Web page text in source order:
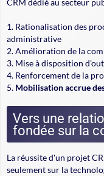
CRM dédié au secteur
Rationalisation des
administrative
Amélioration de la
Mise à disposition
Renforcement de la
Mobilisation accrue
Vers une
fondée sur la
La réussite d'un projet
seulement sur la